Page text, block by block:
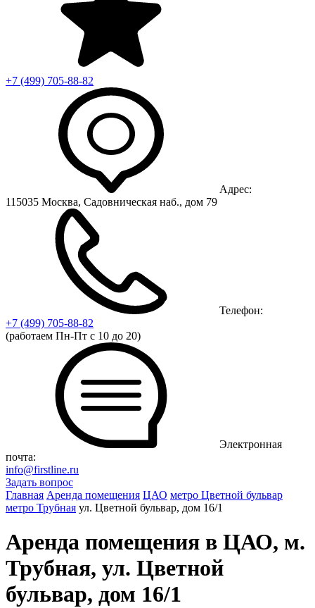
+7 (499) 705-88-82
Адрес:
115035 Москва, Садовническая наб., дом 79
Телефон:
+7 (499) 705-88-82
(работаем Пн-Пт с 10 до 20)
Электронная
почта:
info@firstline.ru
Задать вопрос
Главная Аренда помещения ЦАО метро Цветной бульвар
метро Трубная ул. Цветной бульвар, дом 16/1
Аренда помещения в ЦАО, м.
Трубная, ул. Цветной
бульвар, дом 16/1